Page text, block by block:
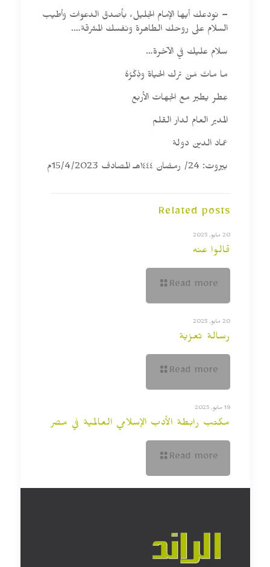
– نودعك أيها الإمام الجليل، بأصدق الدعوات وأطيب
السلام على روحك الطاهرة ونفسك المشرقة….
سلام عليك في الآخرة…
ما ماتَ مَنْ ترك الحياة وذِكْرُهُ
عِطر يطير مع الجهات الأربع
المدير العام لدار القلم
عماد الدين دولة
بيروت: 24/ رمضان ١٤٤٤هـ المصادف 15/4/2023م
Related posts
20 مايو, 2025
قالوا عنه
Read more
20 مايو, 2025
رسالة تعزية
Read more
19 مايو, 2025
مكتب رابطة الأدب الإسلامي العالمية في مصر
Read more